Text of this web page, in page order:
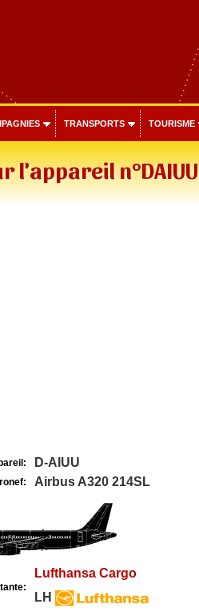
TRANSPORTS TOURISME
l'appareil n°DAIUU
D-AIUU
Airbus A320 214SL
Lufthansa Cargo
LH